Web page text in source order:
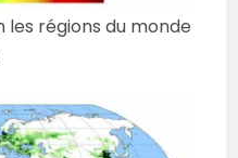
les régions du monde